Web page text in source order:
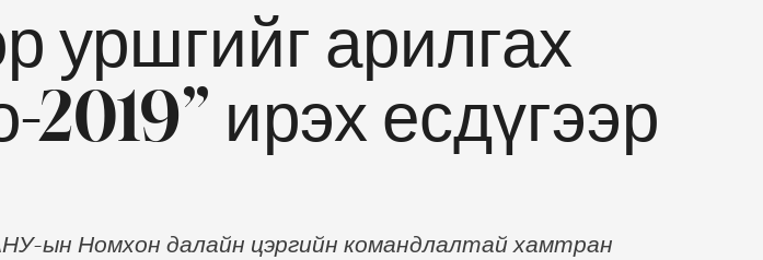
уршгийг арилгах
2019” ирэх есдүгээр
ын Номхон далайн цэргийн командлалтай хамтран